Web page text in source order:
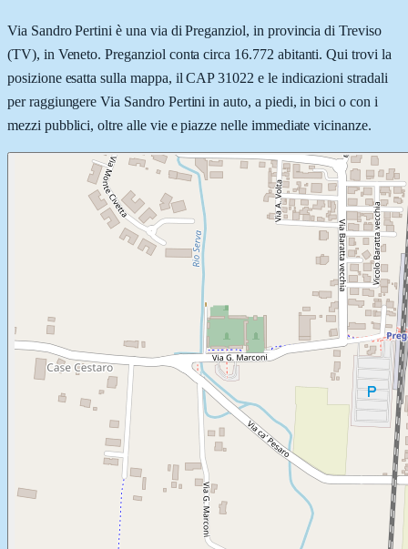
Via Sandro Pertini è una via di Preganziol, in provincia di Treviso
(TV), in Veneto. Preganziol conta circa 16.772 abitanti. Qui trovi la
posizione esatta sulla mappa, il CAP 31022 e le indicazioni stradali
per raggiungere Via Sandro Pertini in auto, a piedi, in bici o con i
mezzi pubblici, oltre alle vie e piazze nelle immediate vicinanze.